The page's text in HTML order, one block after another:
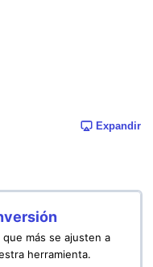
Expandir
más se ajusten a
herramienta.